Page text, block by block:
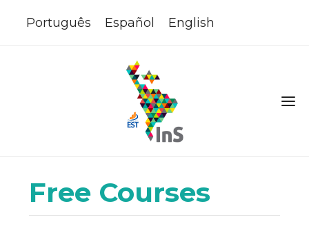
Português Español English
Free Courses